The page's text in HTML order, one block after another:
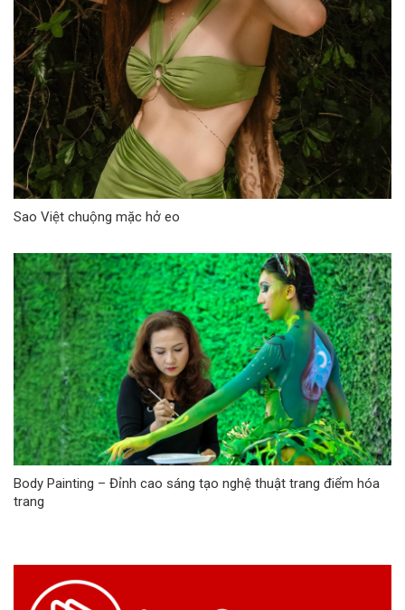
Sao Việt chuộng mặc hở eo
Body Painting – Đỉnh cao sáng tạo nghệ thuật trang điểm hóa
trang